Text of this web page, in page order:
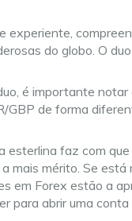
experiente,
do globo. O
é importante
GBP de forma
esterlina faz com
mais mérito. Se
em Forex estão a
para abrir uma